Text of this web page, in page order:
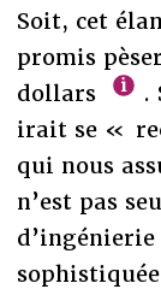
Soit, cet
promis
dollars
.
irait se «
qui nous
n’est pas